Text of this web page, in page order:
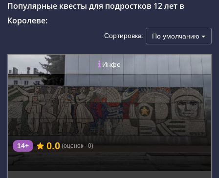
Популярные квесты для подростков 12 лет в
Королеве:
Сортировка: По умолчанию
Инфо
14+ 0.0 (оценок - 0)